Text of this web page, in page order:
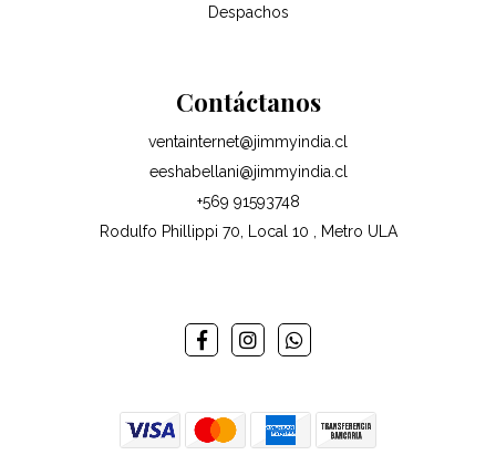
Despachos
Contáctanos
ventainternet@jimmyindia.cl
eeshabellani@jimmyindia.cl
+569 91593748
Rodulfo Phillippi 70, Local 10 , Metro ULA